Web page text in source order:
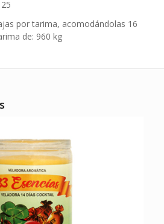
por tarima, acomodándolas 16
de: 960 kg